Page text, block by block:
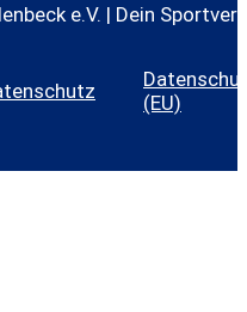
e.V. | Dein
(EU)